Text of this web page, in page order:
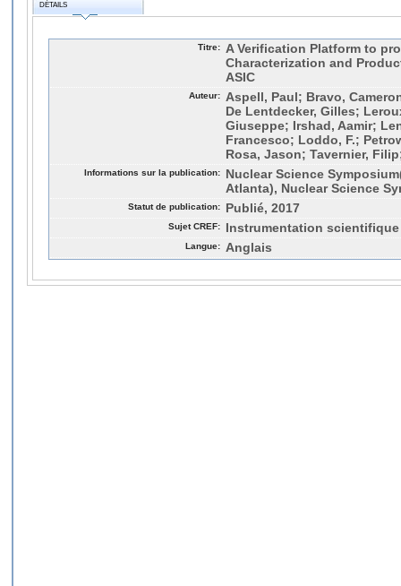
DÉTAILS
Titre:
A Verification Platform to
Characterization and
ASIC
Auteur:
Aspell, Paul; Bravo,
De Lentdecker, Gilles;
Giuseppe; Irshad, Aamir;
Francesco; Loddo, F.;
Rosa, Jason; Tavernier,
Informations sur la publication:
Nuclear Science
Atlanta), Nuclear Science
Statut de publication: Publié, 2017
Sujet CREF: Instrumentation scientifique
Langue: Anglais